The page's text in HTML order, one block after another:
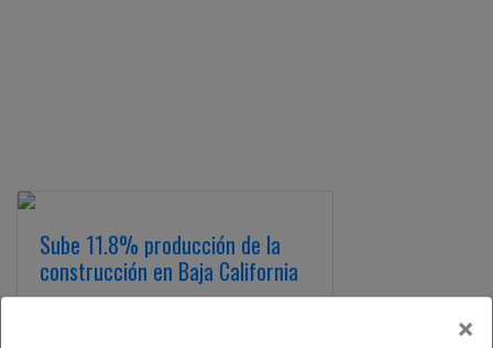
×
Sube 11.8% producción de la
construcción en Baja California